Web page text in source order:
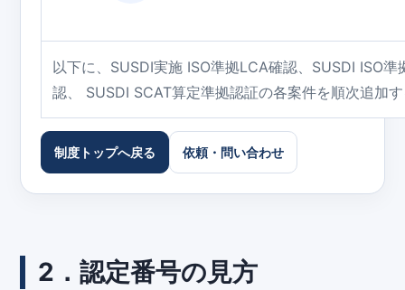
以下に、SUSDI実施 ISO準拠LCA確認、SUSDI ISO
認、 SUSDI SCAT算定準拠認証の各案件を順次追加
制度トップへ戻る 依頼・問い合わせ
2．認定番号の見方